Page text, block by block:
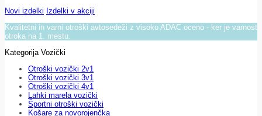
Novi izdelki Izdelki v akciji
Kvalitetni in varni otroški avtosedeži z visoko ADAC oceno - ker je varnost
otroka na 1. mestu.
Kategorija Vozički
Otroški vozički 2v1
Otroški vozički 3v1
Otroški vozički 4v1
Lahki marela vozički
Športni otroški vozički
Košare za novorojenčka